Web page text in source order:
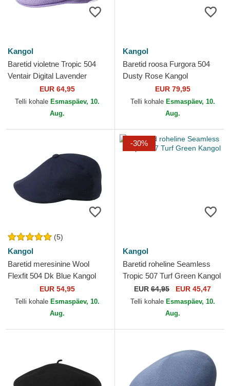
Kangol
Baretid violetne Tropic 504
Ventair Digital Lavender
EUR 64,95
Telli kohale Esmaspäev, 10.
Aug.
Kangol
Baretid roosa Furgora 504
Dusty Rose Kangol
EUR 79,95
Telli kohale Esmaspäev, 10.
Aug.
(5)
Kangol
Baretid meresinine Wool
Flexfit 504 Dk Blue Kangol
EUR 54,95
Telli kohale Esmaspäev, 10.
Aug.
-30%
Kangol
Baretid roheline Seamless
Tropic 507 Turf Green Kangol
EUR 64,95 EUR 45,47
Telli kohale Esmaspäev, 10.
Aug.